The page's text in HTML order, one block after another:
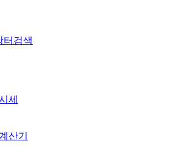
터 검색
세
산기